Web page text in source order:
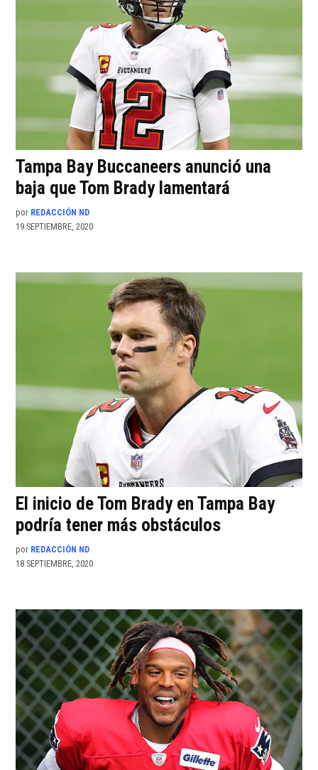
Tampa Bay Buccaneers anunció una
baja que Tom Brady lamentará
por REDACCIÓN ND
19 SEPTIEMBRE, 2020
El inicio de Tom Brady en Tampa Bay
podría tener más obstáculos
por REDACCIÓN ND
18 SEPTIEMBRE, 2020